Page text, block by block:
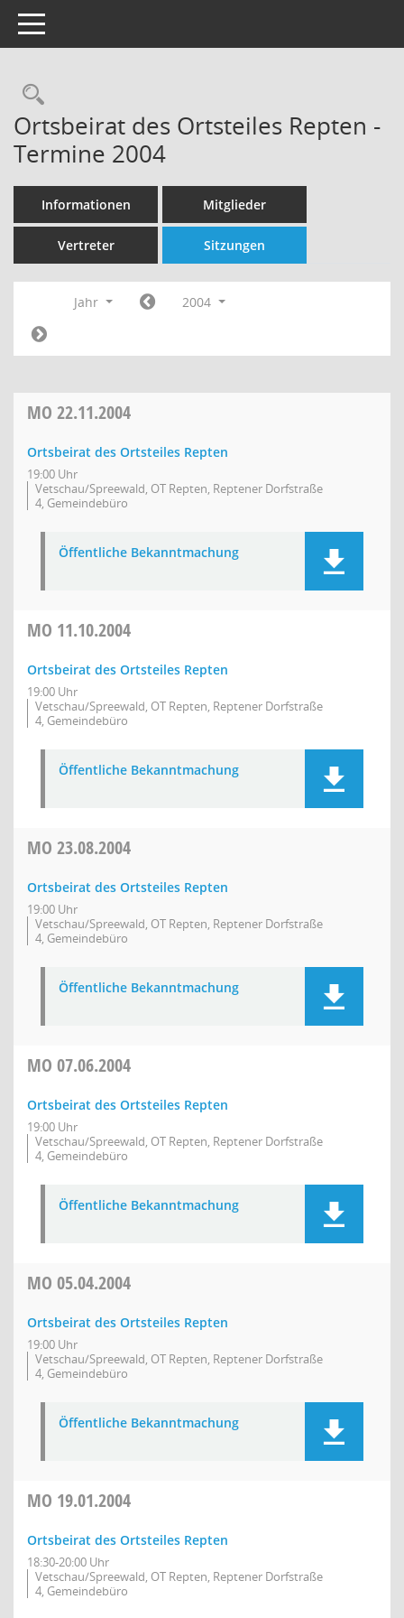
Toggle navigation
Rechercheauswahl
Ortsbeirat des Ortsteiles Repten -
Termine 2004
Informationen Mitglieder
Vertreter Sitzungen
Jahr 2004
MO 22.11.2004
Ortsbeirat des Ortsteiles Repten
19:00 Uhr
Vetschau/Spreewald, OT Repten, Reptener Dorfstraße
4, Gemeindebüro
Öffentliche Bekanntmachung
MO 11.10.2004
Ortsbeirat des Ortsteiles Repten
19:00 Uhr
Vetschau/Spreewald, OT Repten, Reptener Dorfstraße
4, Gemeindebüro
Öffentliche Bekanntmachung
MO 23.08.2004
Ortsbeirat des Ortsteiles Repten
19:00 Uhr
Vetschau/Spreewald, OT Repten, Reptener Dorfstraße
4, Gemeindebüro
Öffentliche Bekanntmachung
MO 07.06.2004
Ortsbeirat des Ortsteiles Repten
19:00 Uhr
Vetschau/Spreewald, OT Repten, Reptener Dorfstraße
4, Gemeindebüro
Öffentliche Bekanntmachung
MO 05.04.2004
Ortsbeirat des Ortsteiles Repten
19:00 Uhr
Vetschau/Spreewald, OT Repten, Reptener Dorfstraße
4, Gemeindebüro
Öffentliche Bekanntmachung
MO 19.01.2004
Ortsbeirat des Ortsteiles Repten
18:30-20:00 Uhr
Vetschau/Spreewald, OT Repten, Reptener Dorfstraße
4, Gemeindebüro